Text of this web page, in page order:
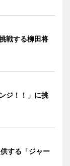
戦する柳田将
ジ！！」に挑
する「ジャー